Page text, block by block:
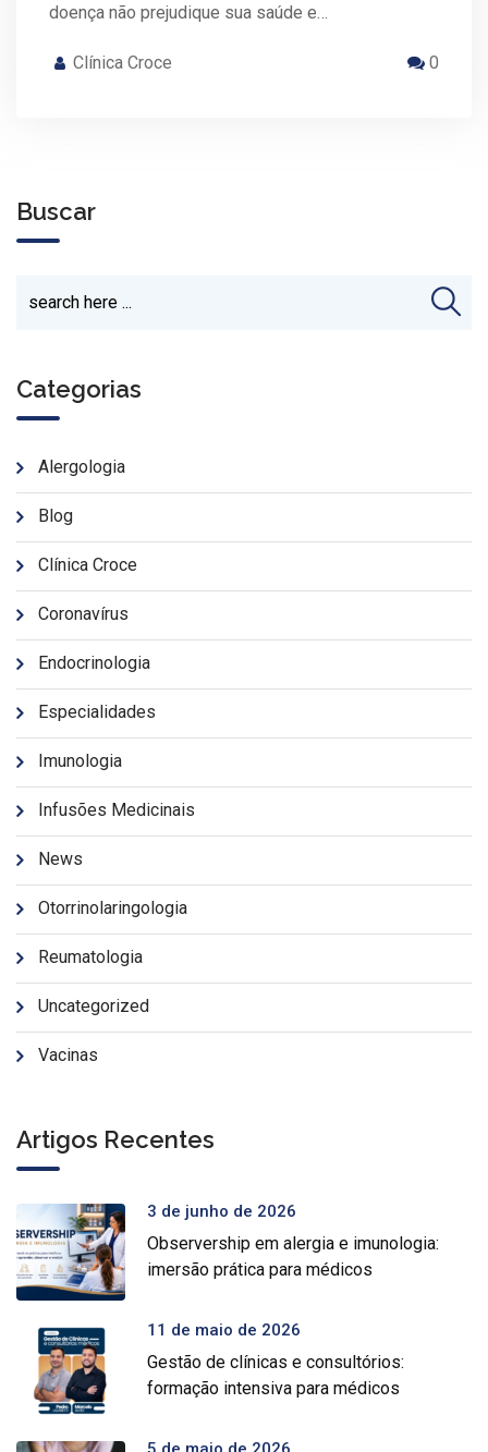
doença não prejudique sua saúde e…
Clínica Croce 0
Buscar
Categorias
Alergologia
Blog
Clínica Croce
Coronavírus
Endocrinologia
Especialidades
Imunologia
Infusões Medicinais
News
Otorrinolaringologia
Reumatologia
Uncategorized
Vacinas
Artigos Recentes
3 de junho de 2026
Observership em alergia e imunologia:
imersão prática para médicos
11 de maio de 2026
Gestão de clínicas e consultórios:
formação intensiva para médicos